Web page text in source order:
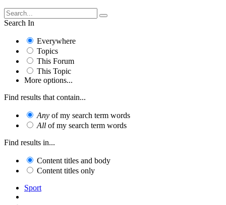
Search In
Everywhere
Topics
This Forum
This Topic
More options...
Find results that contain...
Any of my search term words
All of my search term words
Find results in...
Content titles and body
Content titles only
Sport